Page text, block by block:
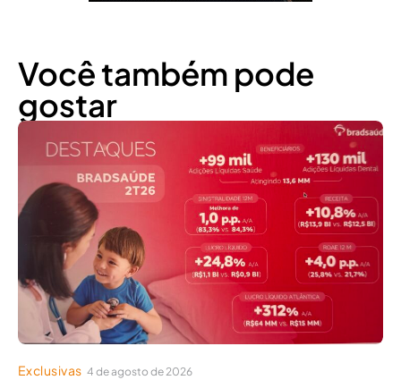
Você também pode
gostar
Exclusivas 4 de agosto de 2026